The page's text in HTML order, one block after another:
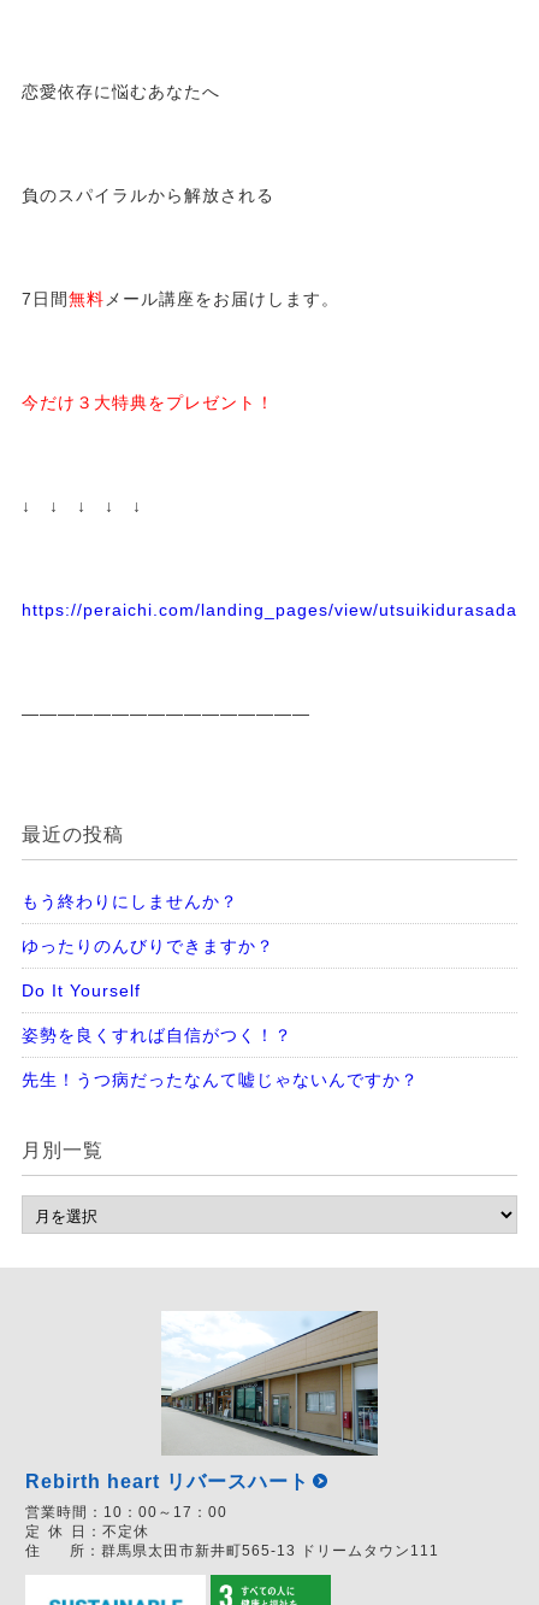
恋愛依存に悩むあなたへ
負のスパイラルから解放される
7日間無料 メール講座をお届けします。
今だけ３大特典をプレゼント！
↓ ↓ ↓ ↓ ↓
https://peraichi.com/landing_pages/view/
————————————————
最近の投稿
もう終わりにしませんか？
ゆったりのんびりできますか？
Do It Yourself
姿勢を良くすれば自信がつく！？
先生！うつ病だったなんて嘘じゃないんですか？
月別一覧
Rebirth heart リバースハート
営業時間： 10：00～17：00
定 休 日： 不定休
住
所： 群馬県太田市新井町565-13 ドリームタウン111